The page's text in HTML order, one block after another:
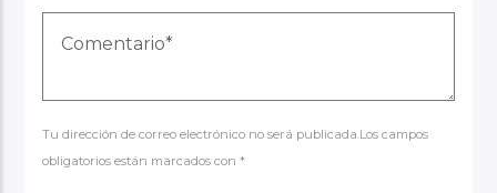
Tu dirección de correo electrónico no será publicada.Los campos
obligatorios están marcados con *